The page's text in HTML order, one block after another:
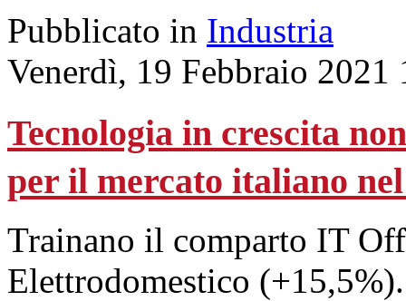
Pubblicato in Industria
Venerdì, 19 Febbraio 2021
Tecnologia in crescita
per il mercato italiano
Trainano il comparto IT
Elettrodomestico (+15,5%).